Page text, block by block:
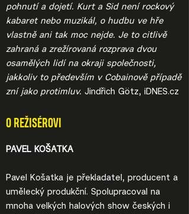
pohnutí a dojetí. Kurt a Sid není rockový
kabaret nebo muzikál, o hudbu ve hře
vlastně ani tak moc nejde. Je to citlivě
zahraná a zrežírovaná rozprava dvou
osamělých lidí na okraji společnosti,
jakkoliv to především v Cobainově případě
zní jako protimluv. Jindřich Götz, iDNES.cz
O REŽISÉROVI
PAVEL KOŠATKA
Pavel Košatka je překladatel, producent a
umělecký produkční. Spolupracoval na
mnoha velkých halových show českých i